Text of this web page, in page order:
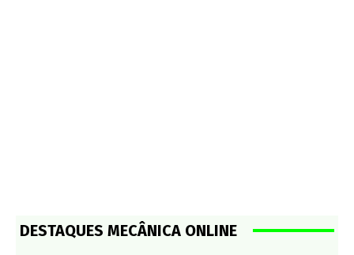
DESTAQUES MECÂNICA ONLINE